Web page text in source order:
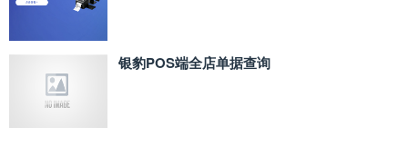
银豹POS端全店单据查询